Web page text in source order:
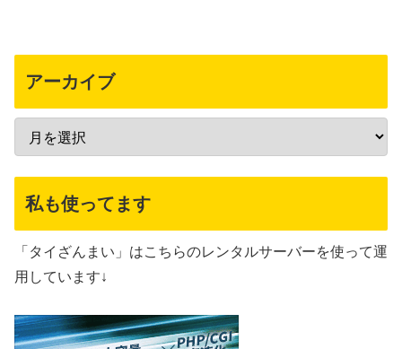
アーカイブ
私も使ってます
「タイざんまい」はこちらのレンタルサーバーを使って運
用しています↓